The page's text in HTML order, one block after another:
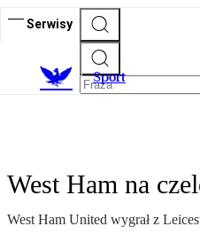
Serwisy
Sport
West Ham na
West Ham United wygrał z